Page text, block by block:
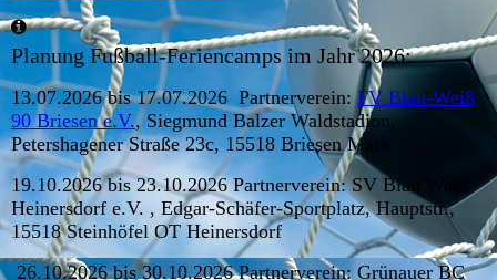
Planung Fußball-Feriencamps im Jahr 2026:
13.07.2026 bis 17.07.2026 Partnerverein:FV Blau-Weiß
90 Briesen e.V., Siegmund Balzer Waldstadion,
Petershagener Straße 23c, 15518 Briesen Mark
19.10.2026 bis 23.10.2026 Partnerverein: SV Blau Weiß
Heinersdorf e.V. , Edgar-Schäfer-Sportplatz, Hauptstr.,
15518 Steinhöfel OT Heinersdorf
26.10.2026 bis 30.10.2026 Partnerverein: Grünauer BC